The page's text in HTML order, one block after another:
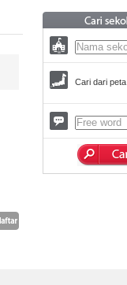
Cari dari peta